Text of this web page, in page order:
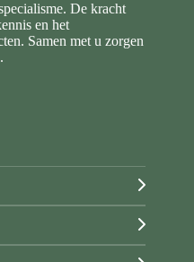
De kracht
en het
Samen met u zorgen